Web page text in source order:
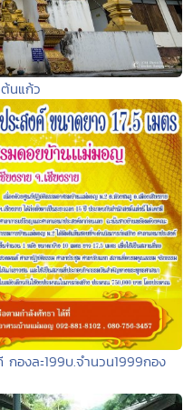
นแก้ว
องละ199บ.จำนวน1999กอง